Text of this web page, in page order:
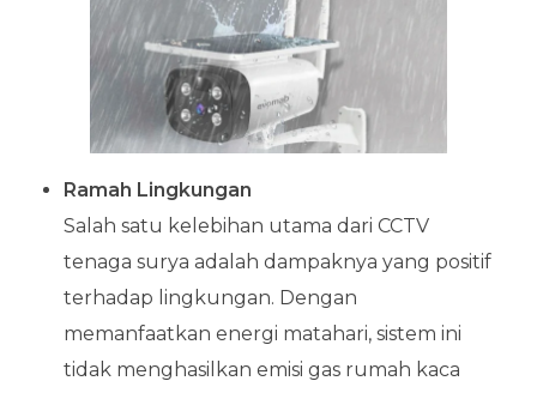
Ramah Lingkungan
Salah satu kelebihan utama dari CCTV
tenaga surya adalah dampaknya yang positif
terhadap lingkungan. Dengan
memanfaatkan energi matahari, sistem ini
tidak menghasilkan emisi gas rumah kaca